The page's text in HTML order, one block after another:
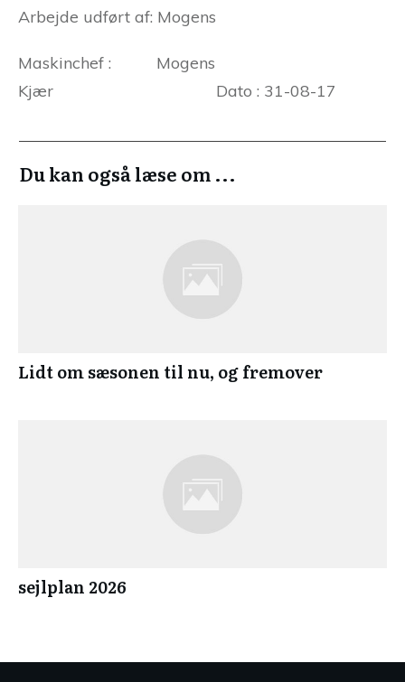
Arbejde udført af: Mogens
Maskinchef : Mogens
Kjær Dato : 31-08-17
Du kan også læse om ...
Lidt om sæsonen til nu, og fremover
sejlplan 2026